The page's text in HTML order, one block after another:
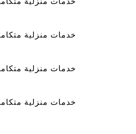
خدمات منزلية
خدمات منزلية
خدمات منزلية